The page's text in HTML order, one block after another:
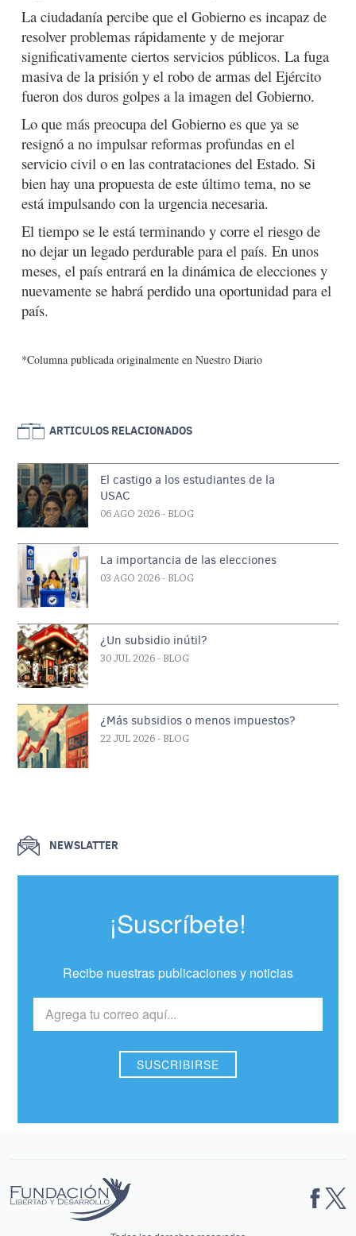
La ciudadanía percibe que el Gobierno es incapaz de
resolver problemas rápidamente y de mejorar
significativamente ciertos servicios públicos. La fuga
masiva de la prisión y el robo de armas del Ejército
fueron dos duros golpes a la imagen del Gobierno.
Lo que más preocupa del Gobierno es que ya se
resignó a no impulsar reformas profundas en el
servicio civil o en las contrataciones del Estado. Si
bien hay una propuesta de este último tema, no se
está impulsando con la urgencia necesaria.
El tiempo se le está terminando y corre el riesgo de
no dejar un legado perdurable para el país. En unos
meses, el país entrará en la dinámica de elecciones y
nuevamente se habrá perdido una oportunidad para el
país.
*Columna publicada originalmente en Nuestro Diario
ARTICULOS RELACIONADOS
El castigo a los estudiantes de la
USAC
06 AGO 2026 - BLOG
La importancia de las elecciones
03 AGO 2026 - BLOG
¿Un subsidio inútil?
30 JUL 2026 - BLOG
¿Más subsidios o menos impuestos?
22 JUL 2026 - BLOG
NEWSLATTER
¡Suscríbete!
Recibe nuestras publicaciones y noticias